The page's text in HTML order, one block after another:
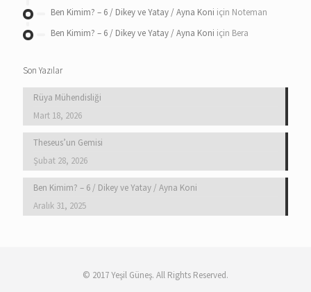
Ben Kimim? – 6 / Dikey ve Yatay / Ayna Koni için Noteman
Ben Kimim? – 6 / Dikey ve Yatay / Ayna Koni için Bera
Son Yazılar
Rüya Mühendisliği
Mart 18, 2026
Theseus’un Gemisi
Şubat 28, 2026
Ben Kimim? – 6 / Dikey ve Yatay / Ayna Koni
Aralık 31, 2025
© 2017 Yeşil Güneş. All Rights Reserved.